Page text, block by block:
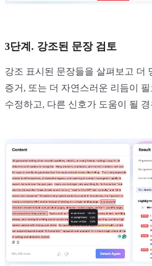
3단계. 강조된 문장 검토
강조 표시된 문장들을 살펴보고 더
증거, 또는 더 자연스러운 리듬이
수정하고, 다른 신호가 도움이 될